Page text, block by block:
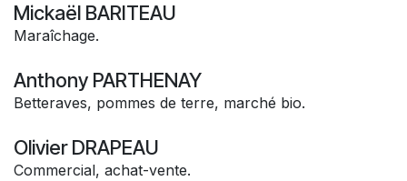
Mickaël BARITEAU
Maraîchage.
Anthony PARTHENAY
Betteraves, pommes de terre, marché bio.
Olivier DRAPEAU
Commercial, achat-vente.